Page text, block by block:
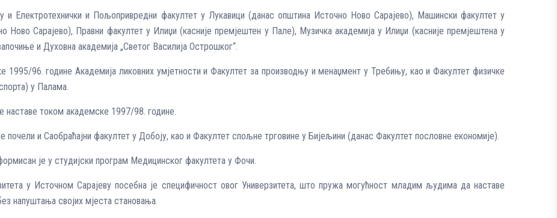
Електротехнички и Пољопривредни факултет у Лукавици (данас општина Источно Ново Сарајево), Машински факултет у
Ново Сарајево), Правни факултет у Илиџи (касније премјештен у Пале), Музичка академија у Илиџи (касније премјештена у
и Духовна академија „Светог Василија Острошког“.
1995/96. године Академија ликовних умјетности и Факултет за производњу и менаџмент у Требињу, као и Факултет физичке
у Палама.
наставе током академске 1997/98. године.
и Саобраћајни факултет у Добоју, као и Факултет спољне трговине у Бијељини (данас Факултет пословне економије).
је у студијски програм Медицинског факултета у Фочи.
у Источном Сарајеву посебна је специфичност овог Универзитета, што пружа могућност младим људима да наставе
напуштања својих мјеста становања.